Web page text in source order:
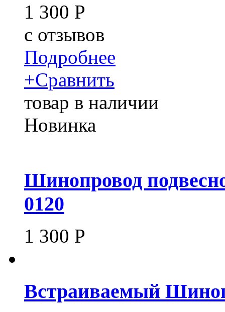
1 300 Р
c отзывов
Подробнее
+Сравнить
товар в наличии
Новинка
Шинопровод
0120
1 300 Р
Встраиваемый